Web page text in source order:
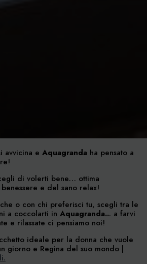
avvicina e Aquagranda ha pensato a
di volerti bene… ottima
e del sano relax!
o con chi preferisci tu, scegli tra le
a coccolarti in Aquagranda... a farvi
e rilassate ci pensiamo noi!
ideale per la donna che vuole
giorno e Regina del suo mondo |